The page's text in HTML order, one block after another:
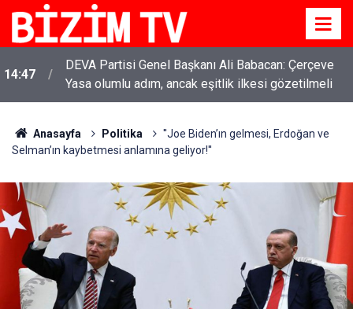
14:47
DEVA Partisi Genel Başkanı Ali Babacan: Çerçeve
Yasa olumlu adım, ancak eşitlik ilkesi gözetilmeli
Anasayfa Politika
''Joe Biden’ın gelmesi, Erdoğan ve
Selman’ın kaybetmesi anlamına geliyor!''